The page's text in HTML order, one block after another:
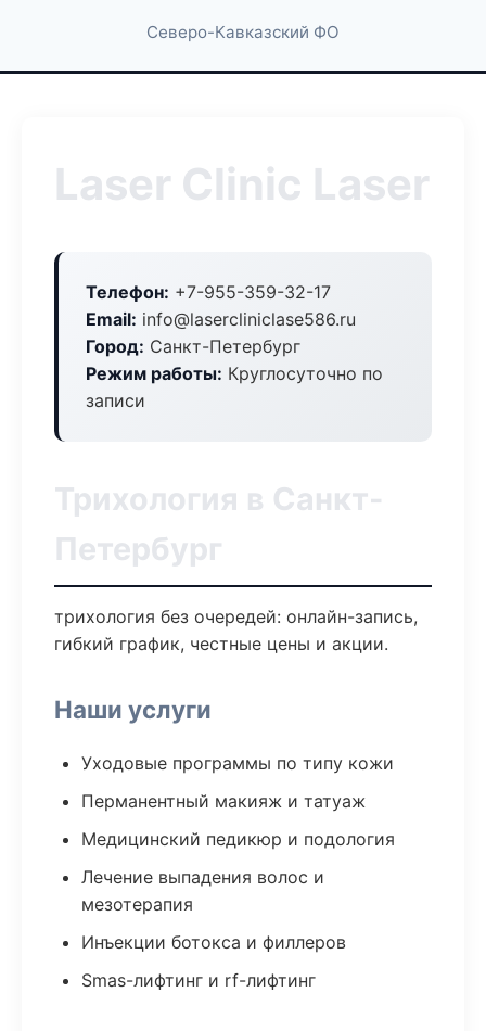
Северо-Кавказский ФО
Laser Clinic Laser
Телефон: +7-955-359-32-17
Email: info@lasercliniclase586.ru
Город: Санкт-Петербург
Режим работы: Круглосуточно по
записи
Трихология в Санкт-
Петербург
трихология без очередей: онлайн-запись,
гибкий график, честные цены и акции.
Наши услуги
Уходовые программы по типу кожи
Перманентный макияж и татуаж
Медицинский педикюр и подология
Лечение выпадения волос и
мезотерапия
Инъекции ботокса и филлеров
Smas-лифтинг и rf-лифтинг